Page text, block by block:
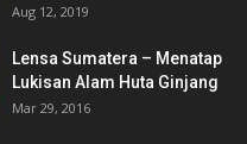
Aug 12, 2019
Lensa Sumatera – Menatap
Lukisan Alam Huta Ginjang
Mar 29, 2016